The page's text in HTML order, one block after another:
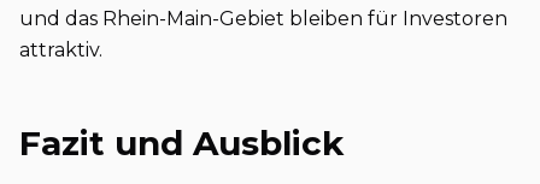
und das Rhein-Main-Gebiet bleiben für Investoren
attraktiv.
Fazit und Ausblick